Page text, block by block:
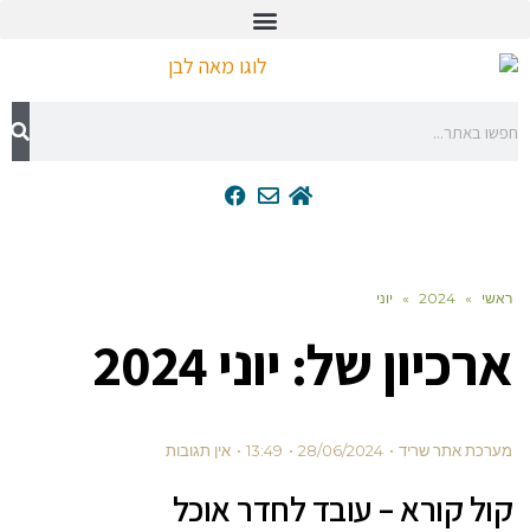
2024
» יוני
של:יוני 2024
שריד 28/06/2024
13:49 אין תגובות
– עובד לחדר אוכל